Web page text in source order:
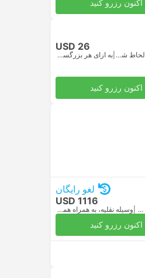
رزرو کنید
USD 26
مالیات‌ها لحاظ شده | به ازای هر بزرگسال
رزرو کنید
لغو رایگان
USD 1116
مالیات‌ها لحاظ شده وسیله نقلیه، به همراه همه‌چیز
رزرو کنید